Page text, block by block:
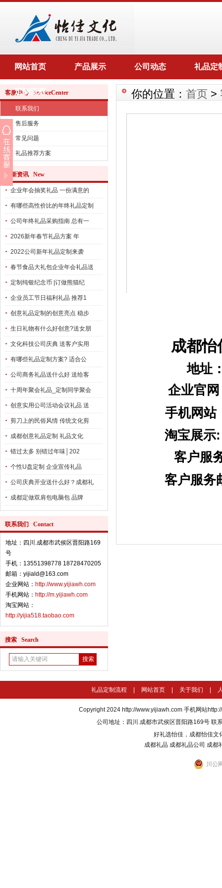
网站首页 产品展示 公司动态 礼品定
定制流程
客服中心 ServiceCenter
联系我们
售后服务
常见问题
礼品推荐方案
最新资讯 New
企业年会抽奖礼品 一份满意的
有哪些高性价比的年终礼品定制
公司年终礼品采购指南 总有一
2026新年春节礼品方案 年
2022公司新年礼品定制来袭
春节食品大礼包企业年会礼品送
定制纯银纪念币 |订做熊猫纪
企业员工节日福利礼品 推荐1
创意礼品定制的创意亮点 稳步
生日礼物有什么好创意?送女朋
文化科技公司庆典 送客户实用
有哪些礼品定制方案? 适合公
公司商务礼品送什么好 送给客
十周年聚会礼品_定制同学聚会
创意实用公司活动会议礼品 送
剪刀上的民俗风情 传统文化剪
成都创意礼品定制 礼品文化
错过太多 别错过年味│202
个性U盘定制 企业宣传礼品
公司庆典开业送什么好？成都礼
成都定做双肩包电脑包 品牌
联系我们 Contact
地址：四川.成都市武侯区晋阳路169
号
手机：13551398778 18728470205
邮箱：yijiald@163.com
企业网站： http://www.yijiawh.com
手机网站： http://m.yijiawh.com
淘宝网站：
http://yijia518.taobao.com
搜索 Search
你的位置： 首页 >
成都怡
地址：成都
企业官网
手机网站
淘宝展
客户服务
客户服务
礼品定制流程 网站首页 关于我们
Copyright 2024 http://www.yijiawh.com 手机网站
公司地址：四川.成都市武侯区晋阳路169号
好礼选怡佳，成都怡佳文
成都礼品 成都礼品公司 成都
川公